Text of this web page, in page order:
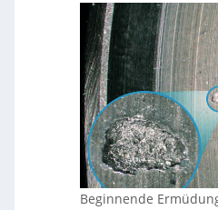
Beginnende